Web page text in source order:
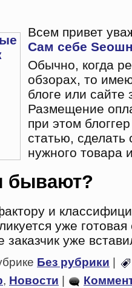
Всем привет
Сам себе
Обычно, когда
обзорах, то
блоге или сайте
Размещение
при этом
статью, сделать
нужного товара
бывают?
и
уже готовая
заказчик уже
Без рубрики
, Новости